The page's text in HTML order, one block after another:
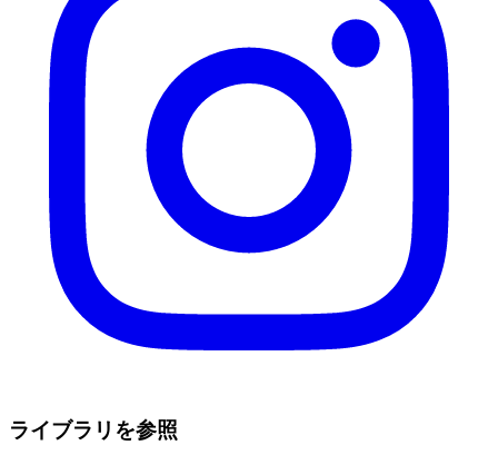
ライブラリを参照